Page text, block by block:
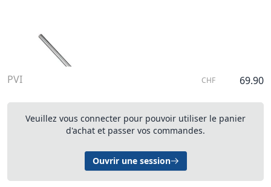
PVI CHF 69.90
Veuillez vous connecter pour pouvoir utiliser le panier
d'achat et passer vos commandes.
Ouvrir une session